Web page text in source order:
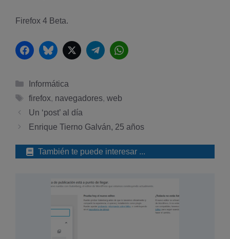
Firefox 4 Beta.
FacebookBluesky Twitter Telegram
Categorías
Informática
Etiquetas
firefox, navegadores, web
Un ‘post’ al dí­a
Enrique Tierno Galván, 25 años
También te puede interesar ...